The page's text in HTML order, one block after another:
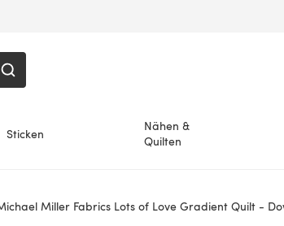
Sticken
Nähen &
Quilten
Miller Fabrics Lots of Love Gradient Quilt -